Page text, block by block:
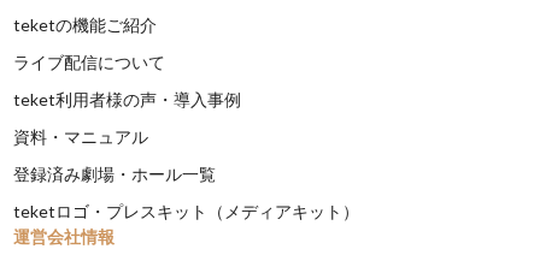
teketの機能ご紹介
ライブ配信について
teket利用者様の声・導入事例
資料・マニュアル
登録済み劇場・ホール一覧
teketロゴ・プレスキット（メディアキット）
運営会社情報